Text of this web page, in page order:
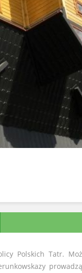
Polskich Tatr.